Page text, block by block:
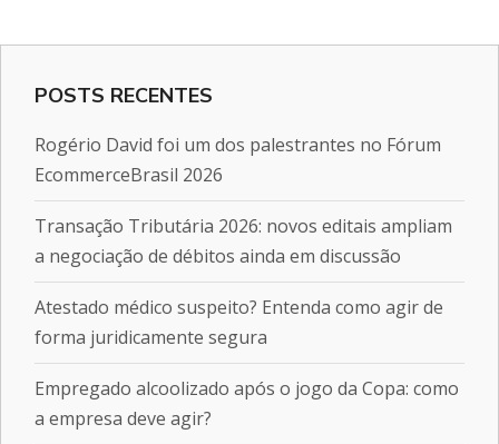
POSTS RECENTES
Rogério David foi um dos palestrantes no Fórum
EcommerceBrasil 2026
Transação Tributária 2026: novos editais ampliam
a negociação de débitos ainda em discussão
Atestado médico suspeito? Entenda como agir de
forma juridicamente segura
Empregado alcoolizado após o jogo da Copa: como
a empresa deve agir?